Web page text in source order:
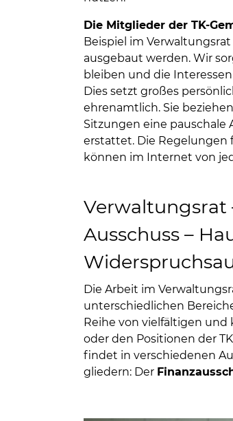
Die Mitglieder der TK-
Beispiel im
ausgebaut werden. Wir
bleiben und die
Dies setzt großes
ehrenamtlich. Sie
Sitzungen eine pauschale
erstattet. Die Regelungen
können im Internet von
Verwaltungsrat
Ausschuss –
Die Arbeit im
unterschiedlichen
Reihe von vielfältigen
oder den Positionen der
findet in verschiedenen
gliedern: Der